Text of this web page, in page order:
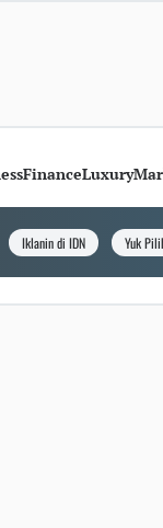
FinanceLuxury
Iklanin di IDN Yuk